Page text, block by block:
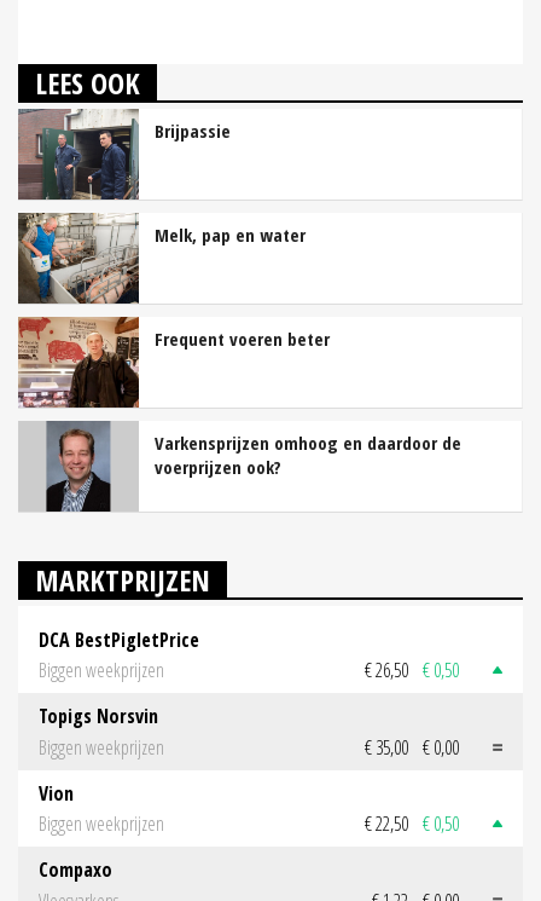
LEES OOK
Brijpassie
Melk, pap en water
Frequent voeren beter
Varkensprijzen omhoog en daardoor de
voerprijzen ook?
MARKTPRIJZEN
DCA BestPigletPrice
Biggen weekprijzen
€ 26,50 € 0,50
Topigs Norsvin
Biggen weekprijzen
€ 35,00 € 0,00
Vion
Biggen weekprijzen
€ 22,50 € 0,50
Compaxo